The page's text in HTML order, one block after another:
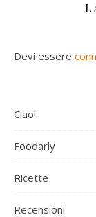
Devi essere
Ciao!
Foodarly
Ricette
Recensioni